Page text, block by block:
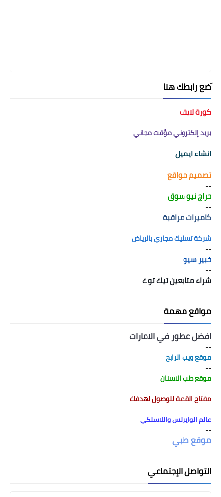
َضع رابطك هنا
كورة لايف
--
بريد إلكتروني مؤقت مجاني
--
انشاء ايميل
--
تصميم مواقع
--
حراج نيو سوق
--
كاميرات مراقبة
--
شركة تسليك مجاري بالرياض
--
خبير سيو
--
شراء متابعين تيك توك
--
مواقع مهمة
افضل عطور في الامارات
--
موقع ويب الرابح
--
موقع طب الاسنان
--
مفتاح القمة للوصول لهدفك
--
عالم الوايرلس واللاسلكي
--
موقع طبي
--
التواصل الإجتماعي